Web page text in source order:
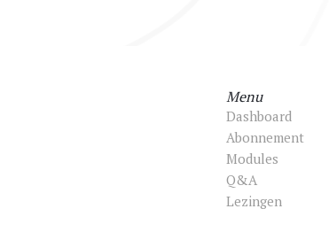
Menu
Dashboard
Abonnement
Modules
Q&A
Lezingen